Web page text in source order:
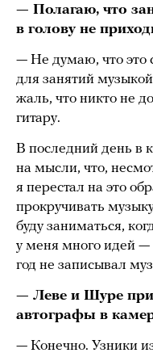
— Полагаю, что
в голову не
— Не думаю, что это
для занятий
жаль, что никто не
гитару.
В последний день в
на мысли, что,
я перестал на это
прокручивать
буду заниматься,
у меня много идей
год не записывал
— Леве и Шуре
автографы в
— Конечно. Узники